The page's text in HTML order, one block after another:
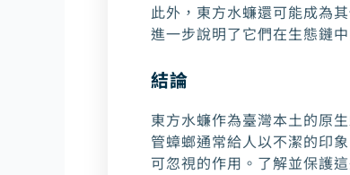
此外，東方水蠊還可能成為
進一步說明了它們在生態鏈
結論
東方水蠊作為臺灣本土的原
管蟑螂通常給人以不潔的印
可忽視的作用。了解並保護